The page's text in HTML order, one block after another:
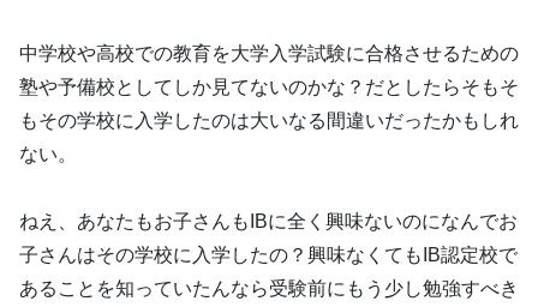
中学校や高校での教育を大学入学試験に合格させるための
塾や予備校としてしか見てないのかな？だとしたらそもそ
もその学校に入学したのは大いなる間違いだったかもしれ
ない。
ねえ、あなたもお子さんもIBに全く興味ないのになんでお
子さんはその学校に入学したの？興味なくてもIB認定校で
あることを知っていたんなら受験前にもう少し勉強すべき